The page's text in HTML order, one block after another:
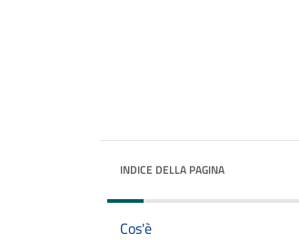
INDICE DELLA PAGINA
Cos'è